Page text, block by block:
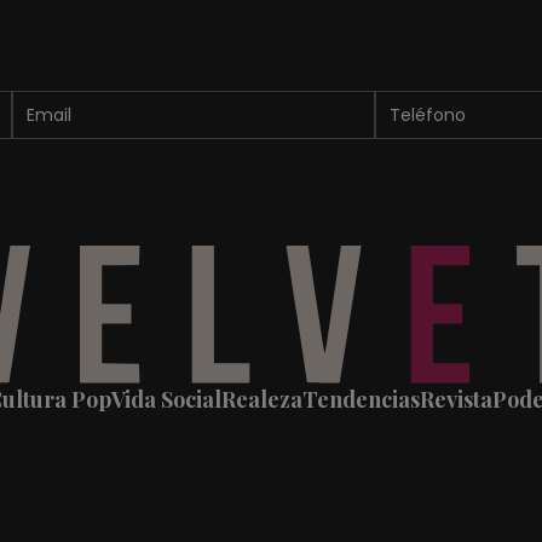
PopVida SocialRealezaTendenciasRevista